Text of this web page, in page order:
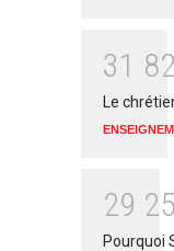
31 82
Le
29 25
Pourquoi